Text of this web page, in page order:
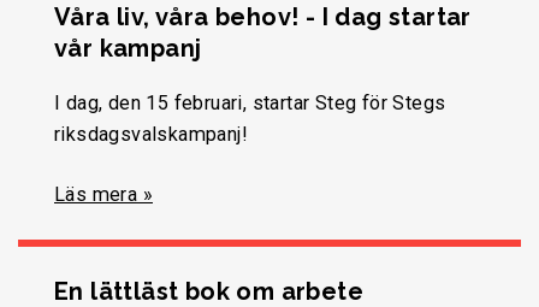
Våra liv, våra behov! - I dag startar
vår kampanj
I dag, den 15 februari, startar Steg för Stegs
riksdagsvalskampanj!
Läs mera »
En lättläst bok om arbete